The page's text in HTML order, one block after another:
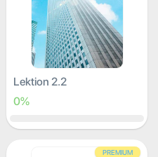
Lektion 2.2
0%
PREMIUM